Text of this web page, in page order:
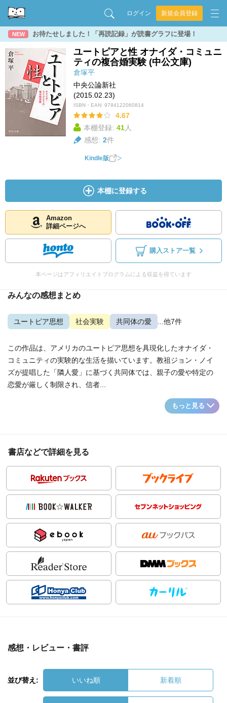
ログイン 新規会員登録
NEW お待たせしました！「再読記録」が読書グラフに登場！
ユートピアと性 オナイダ・コミュニ
ティの複合婚実験 (中公文庫)
倉塚平
中央公論新社
(2015.02.23)
ISBN・EAN: 9784122060814
4.67
本棚登録: 41人
感想: 2件
Kindle版
本棚に登録する
Amazon
詳細ページへ
購入ストア一覧
本ページはアフィリエイトプログラムによる収益を得ています
みんなの感想まとめ
ユートピア思想 社会実験 共同体の愛 ...他7件
この作品は、アメリカのユートピア思想を具現化したオナイダ・
コミュニティの実験的な生活を描いています。教祖ジョン・ノイ
ズが提唱した「隣人愛」に基づく共同体では、親子の愛や特定の
恋愛が厳しく制限され、信者...
もっと見る
書店などで詳細を見る
感想・レビュー・書評
並び替え: いいね順 新着順